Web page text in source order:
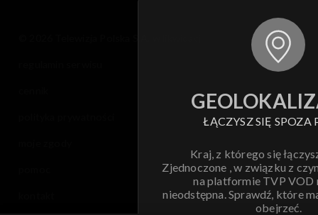
ŁĄCZYSZ SIĘ SPOZA
Kraj, z którego się
Zjednoczone , w związku z
na platformie TVP VOD
nieodstępna. Sprawdź, które
obejrzeć.